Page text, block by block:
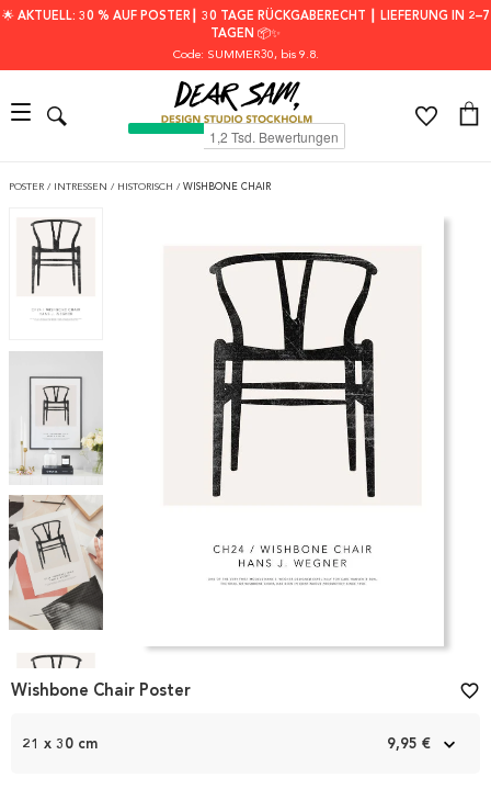
🌟 AKTUELL: 30 % AUF POSTER┃ 30 TAGE RÜCKGABERECHT ┃ LIEFERUNG IN 2–7
TAGEN 📦✨
Code: SUMMER30, bis 9.8.
POSTER / INTRESSEN / HISTORISCH / WISHBONE CHAIR
1
21 x 30 cm 9,95 €
Wishbone Chair Poster favorite_border